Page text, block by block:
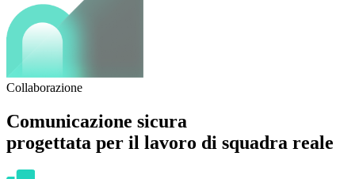
Collaborazione
Comunicazione sicura
progettata per il lavoro di squadra reale